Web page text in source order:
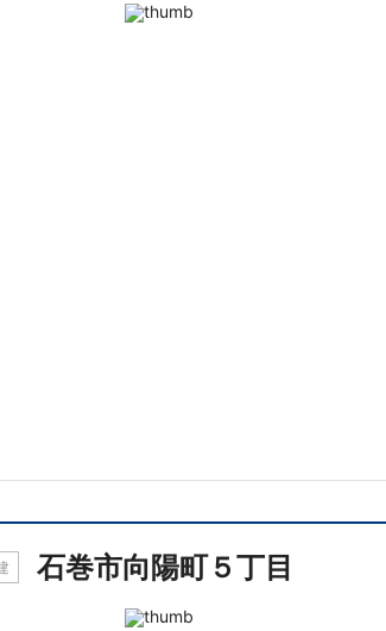
石巻市向陽町５丁目